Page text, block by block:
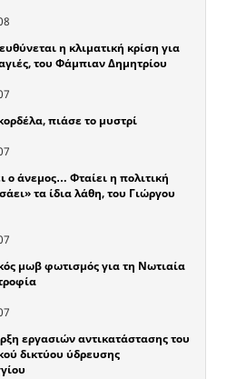
η κλιματική κρίση για
του Φάμπιαν Δημητρίου
πιάσε το μυστρί
ο άνεμος… Φταίει η πολιτική
τα ίδια λάθη, του Γιώργου
μωβ φωτισμός για τη Νωτιαία
εργασιών αντικατάστασης του
δικτύου ύδρευσης